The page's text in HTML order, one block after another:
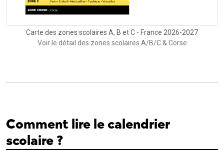
Carte des zones scolaires A, B et C - France 2026-2027
Voir le détail des zones scolaires A/B/C & Corse
Comment lire le calendrier
scolaire ?